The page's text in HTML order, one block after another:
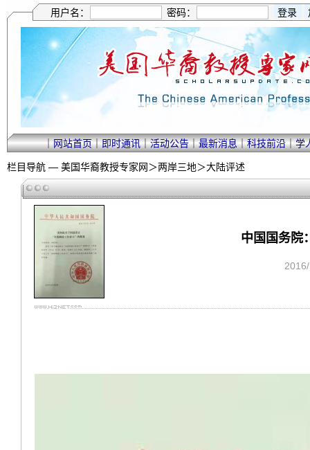
用户名： 密码：
｜网站首页｜即时通讯｜活动公告｜最新消息｜科技前沿｜学
栏目导航 — 美国华裔教授专家网＞两岸三地＞大陆评述
中国国务院